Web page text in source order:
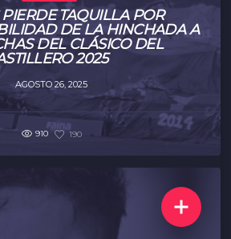
TAQUILLA POR
DE LA HINCHADA A
DEL CLÁSICO DEL
2025
AGOSTO 26, 2025
910 190